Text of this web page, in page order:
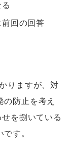
回の回答
りますが、対
防止を考え
を捌いている
す。